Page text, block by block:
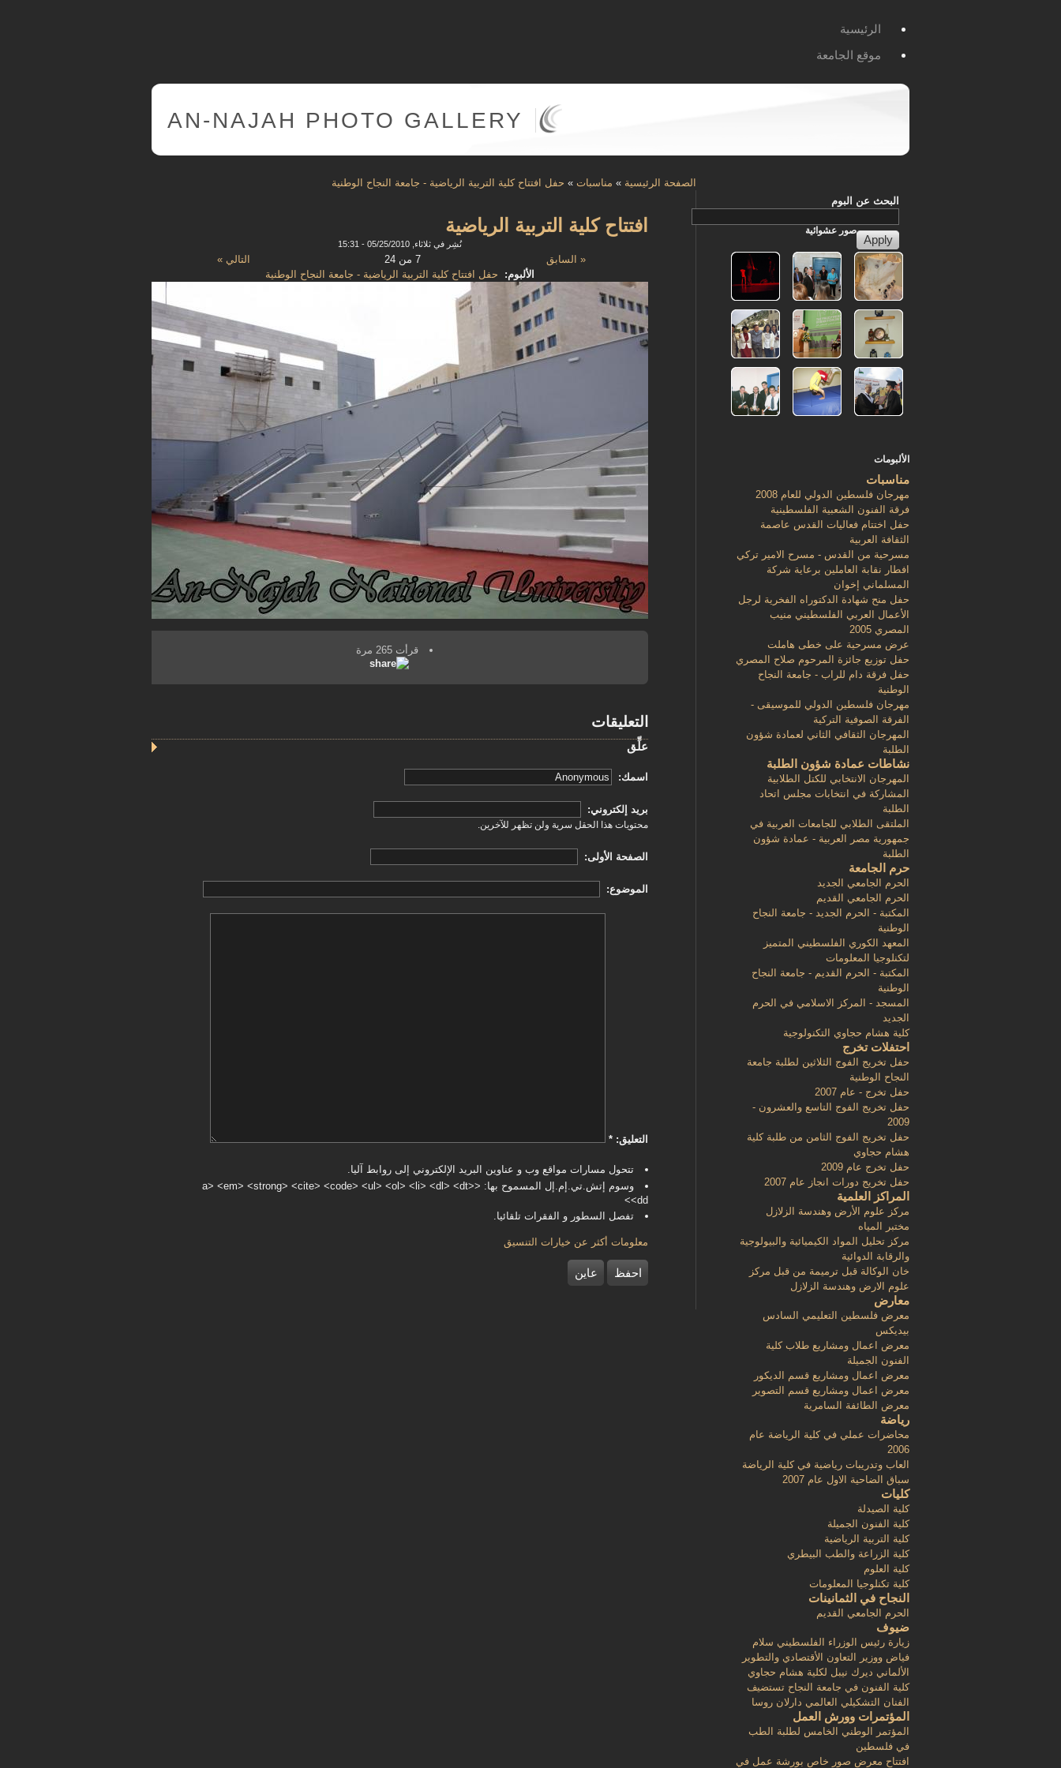
الرئيسية
موقع الجامعة
AN-NAJAH PHOTO GALLERY
الصفحة الرئيسية » مناسبات » حفل افتتاح كلية التربية الرياضية - جامعة النجاح الوطنية
افتتاح كلية التربية الرياضية
نُشِر في ثلاثاء, 05/25/2010 - 15:31
« السابق 7 من 24
التالي »
الألبوم:
حفل افتتاح كلية التربية الرياضية - جامعة النجاح الوطنية
قرأت 265 مرة
التعليقات
علِّق
‏اسمك: ‏
‏بريد إلكتروني: ‏
محتويات هذا الحقل سرية ولن تظهر للآخرين.
‏الصفحة الأولى: ‏
‏الموضوع: ‏
‏التعليق: ‏ *
تتحول مسارات مواقع وب و عناوين البريد الإلكتروني إلى روابط آليا.
وسوم إتش.تي.إم.إل المسموح بها: <a> <em> <strong> <cite> <code> <ul> <ol> <li> <dl> <dt>
<dd>
تفصل السطور و الفقرات تلقائيا.
معلومات أكثر عن خيارات التنسيق
البحث عن البوم
صور عشوائية
الألبومات
مناسبات
مهرجان فلسطين الدولي للعام 2008
فرقة الفنون الشعبية الفلسطينية
حفل اختتام فعاليات القدس عاصمة
الثقافة العربية
مسرحية من القدس - مسرح الامير تركي
افطار نقابة العاملين برعاية شركة
المسلماني إخوان
حفل منح شهادة الدكتوراه الفخرية لرجل
الأعمال العربي الفلسطيني منيب
المصري 2005
عرض مسرحية على خطى هاملت
حفل توزيع جائزة المرحوم صلاح المصري
حفل فرقة دام للراب - جامعة النجاح
الوطنية
مهرجان فلسطين الدولي للموسيقى -
الفرقة الصوفية التركية
المهرجان الثقافي الثاني لعمادة شؤون
الطلبة
نشاطات عمادة شؤون الطلبة
المهرجان الانتخابي للكتل الطلابية
المشاركة في انتخابات مجلس اتحاد
الطلبة
الملتقى الطلابي للجامعات العربية في
جمهورية مصر العربية - عمادة شؤون
الطلبة
حرم الجامعة
الحرم الجامعي الجديد
الحرم الجامعي القديم
المكتبة - الحرم الجديد - جامعة النجاح
الوطنية
المعهد الكوري الفلسطيني المتميز
لتكنلوجيا المعلومات
المكتبة - الحرم القديم - جامعة النجاح
الوطنية
المسجد - المركز الاسلامي في الحرم
الجديد
كلية هشام حجاوي التكنولوجية
احتفلات تخرج
حفل تخريج الفوج الثلاثين لطلبة جامعة
النجاح الوطنية
حفل تخرج - عام 2007
حفل تخريج الفوج التاسع والعشرون -
2009
حفل تخريج الفوج الثامن من طلبة كلية
هشام حجاوي
حفل تخرج عام 2009
حفل تخريج دورات انجاز عام 2007
المراكز العلمية
مركز علوم الأرض وهندسة الزلازل
مختبر المياه
مركز تحليل المواد الكيميائية والبيولوجية
والرقابة الدوائية
خان الوكالة قبل ترميمة من قبل مركز
علوم الارض وهندسة الزلازل
معارض
معرض فلسطين التعليمي السادس
بيديكس
معرض اعمال ومشاريع طلاب كلية
الفنون الجميلة
معرض اعمال ومشاريع قسم الديكور
معرض اعمال ومشاريع قسم التصوير
معرض الطائفة السامرية
رياضة
محاضرات عملي في كلية الرياضة عام
2006
العاب وتدريبات رياضية في كلية الرياضة
سباق الضاحية الاول عام 2007
كليات
كلية الصيدلة
كلية الفنون الجميلة
كلية التربية الرياضية
كلية الزراعة والطب البيطري
كلية العلوم
كلية تكنلوجيا المعلومات
النجاح في الثمانينات
الحرم الجامعي القديم
ضيوف
زيارة رئيس الوزراء الفلسطيني سلام
فياض ووزير التعاون الأقتصادي والتطوير
الألماني ديرك نيبل لكلية هشام حجاوي
كلية الفنون في جامعة النجاح تستضيف
الفنان التشكيلي العالمي دارلان روسا
المؤتمرات وورش العمل
المؤتمر الوطني الخامس لطلبة الطب
في فلسطين
افتتاح معرض صور خاص بورشة عمل في